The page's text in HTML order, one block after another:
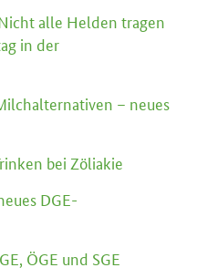
alle Helden tragen
in der
– neues
bei Zöliakie
DGE-
ÖGE und SGE